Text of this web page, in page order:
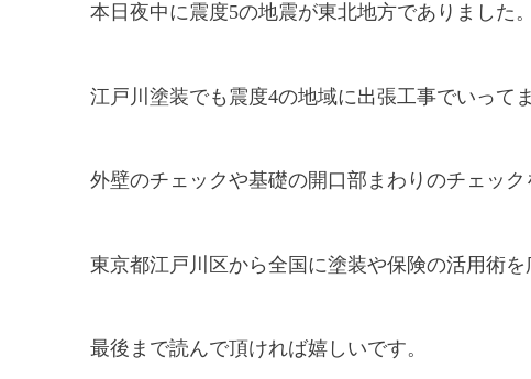
本日夜中に震度5の地震が東北地方でありました。
江戸川塗装でも震度4の地域に出張工事でいって
外壁のチェックや基礎の開口部まわりのチェッ
東京都江戸川区から全国に塗装や保険の活用術
最後まで読んで頂ければ嬉しいです。